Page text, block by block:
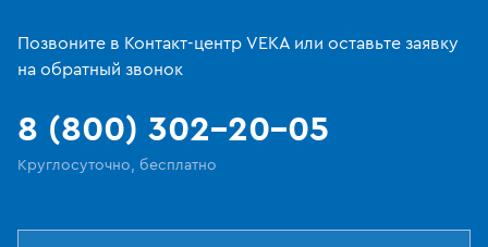
Позвоните в Контакт-центр VEKA или оставьте заявку
на обратный звонок
8 (800) 302-20-05
Круглосуточно, бесплатно